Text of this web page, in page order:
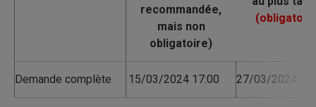
Demande complète 15/03/2024 17:00 27/03/2024